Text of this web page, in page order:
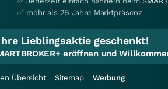
✅ mehr als 25 Jahre Marktpräsenz
Lieblingsaktie geschenkt!
eröffnen und
Übersicht Sitemap Werbung